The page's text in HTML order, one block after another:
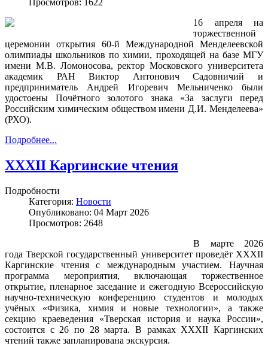
16 апреля на
торжественной
церемонии открытия 60-й Международной Менделеевской
олимпиады школьников по химии, проходящей на базе МГУ
имени М.В. Ломоносова, ректор Московского университета
академик РАН Виктор Антонович Садовничий и
предприниматель Андрей Игоревич Мельниченко были
удостоены Почётного золотого знака «За заслуги перед
Российским химическим обществом имени Д.И. Менделеева»
(РХО).
Подробнее...
XXXII Каргинские чтения
Подробности
Категория: Новости
Опубликовано: 04 Март 2026
Просмотров: 2648
В марте 2026
года Тверской государственный университет проведёт XXXII
Каргинские чтения с международным участием. Научная
программа мероприятия, включающая торжественное
открытие, пленарное заседание и ежегодную Всероссийскую
научно-техническую конференцию студентов и молодых
учёных «Физика, химия и новые технологии», а также
секцию краеведения «Тверская история и наука России»,
состоится с 26 по 28 марта. В рамках XXXII Каргинских
чтений также запланирована экскурсия.